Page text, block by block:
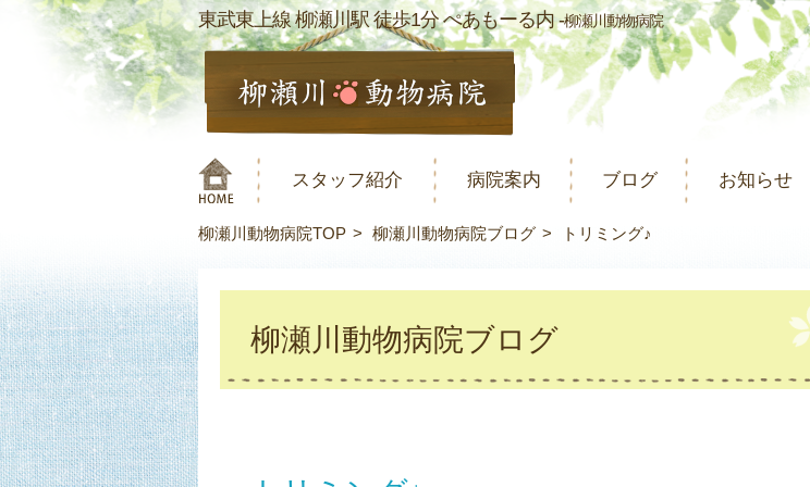
東武東上線 柳瀬川駅 徒歩1分 ぺあもーる内 -柳瀬川動物病院
スタッフ紹介 病院案内 ブログ お知らせ
柳瀬川動物病院TOP 柳瀬川動物病院ブログ トリミング♪
柳瀬川動物病院ブログ